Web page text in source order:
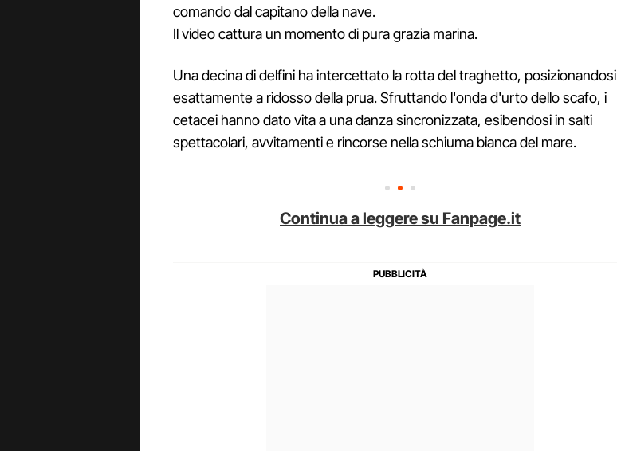
comando dal capitano della nave.
Il video cattura un momento di pura grazia marina.
Una decina di delfini ha intercettato la rotta del traghetto, posizionandosi
esattamente a ridosso della prua. Sfruttando l'onda d'urto dello scafo, i
cetacei hanno dato vita a una danza sincronizzata, esibendosi in salti
spettacolari, avvitamenti e rincorse nella schiuma bianca del mare.
Continua a leggere su Fanpage.it